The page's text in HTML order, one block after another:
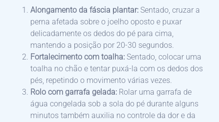
Alongamento da fáscia plantar: Sentado, cruzar a
perna afetada sobre o joelho oposto e puxar
delicadamente os dedos do pé para cima,
mantendo a posição por 20-30 segundos.
Fortalecimento com toalha: Sentado, colocar uma
toalha no chão e tentar puxá-la com os dedos dos
pés, repetindo o movimento várias vezes.
Rolo com garrafa gelada: Rolar uma garrafa de
água congelada sob a sola do pé durante alguns
minutos também auxilia no controle da dor e da